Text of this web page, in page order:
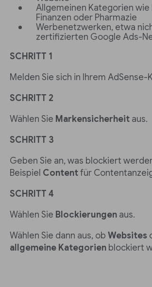
Allgemeinen Kategorien wie
Finanzen oder Pharmazie
Werbenetzwerken, etwa
zertifizierten Google Ads-
SCHRITT 1
Melden Sie sich in Ihrem AdSense-
SCHRITT 2
Wählen Sie Markensicherheit aus.
SCHRITT 3
Geben Sie an, was blockiert
Beispiel Contentfür
SCHRITT 4
Wählen Sie Blockierungen aus.
Wählen Sie dann aus, ob Websites
allgemeine Kategorien blockiert